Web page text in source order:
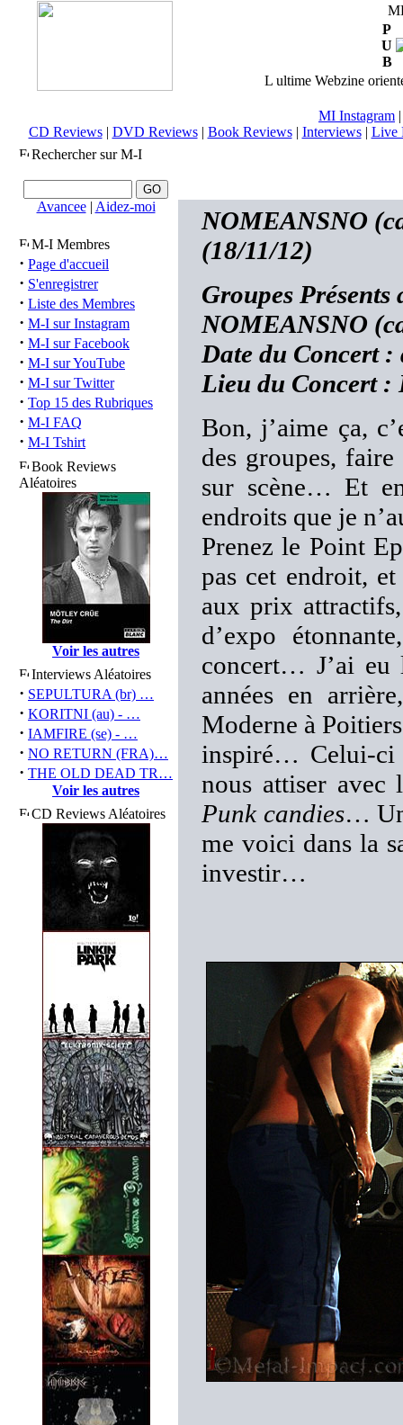
P
U
B
L ultime Webzine
MI Instagram
CD Reviews| DVD Reviews| Book Reviews| Interviews| Live
Rechercher sur M-I
Avancee| Aidez-moi
M-I Membres
· Page d'accueil
· S'enregistrer
· Liste des Membres
· M-I sur Instagram
· M-I sur Facebook
· M-I sur YouTube
· M-I sur Twitter
· Top 15 des Rubriques
· M-I FAQ
· M-I Tshirt
Book Reviews
Aléatoires
Voir les autres
Interviews Aléatoires
· SEPULTURA (br) …
· KORITNI (au) - …
· IAMFIRE (se) - …
· NO RETURN (FRA)…
· THE OLD DEAD TR…
Voir les autres
CD Reviews Aléatoires
NOMEANSNO
(18/11/12)
Groupes
NOMEANSNO
Date du Concert :
Lieu du Concert :
Bon, j’aime ça,
des groupes,
sur scène… Et
endroits que je
Prenez le Point
pas cet endroit,
aux prix
d’expo
concert… J’ai eu
années en
Moderne à
inspiré… Celui-ci
nous attiser
Punk candies…
me voici dans la
investir…